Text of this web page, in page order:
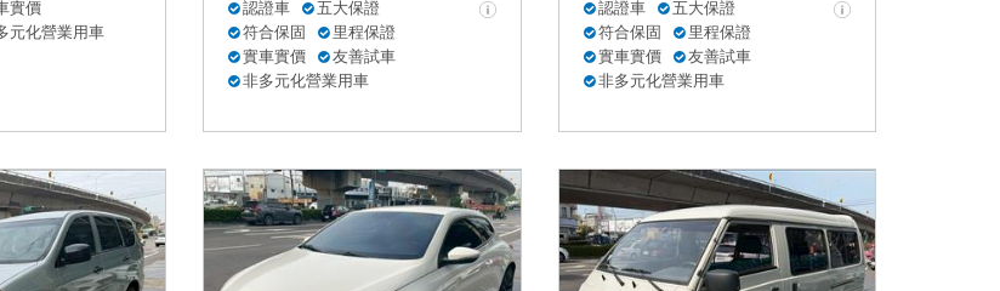
實價
元化營業用車
認證車
五大保證
符合保固
里程保證
實車實價
友善試車
非多元化營業用車
認證車
五大保證
符合保固
里程保證
實車實價
友善試車
非多元化營業用車